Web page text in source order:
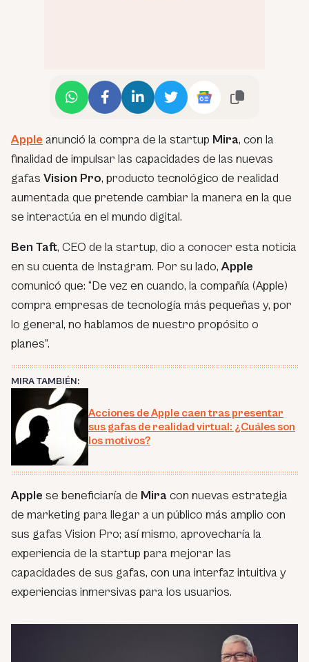
Apple anunció la compra de la startup Mira, con la
finalidad de impulsar las capacidades de las nuevas
gafas Vision Pro, producto tecnológico de realidad
aumentada que pretende cambiar la manera en la que
se interactúa en el mundo digital.
Ben Taft, CEO de la startup, dio a conocer esta noticia
en su cuenta de Instagram. Por su lado,Apple
comunicó que: “De vez en cuando, la compañía (Apple)
compra empresas de tecnología más pequeñas y, por
lo general, no hablamos de nuestro propósito o
planes”.
MIRA TAMBIÉN:
Acciones de Apple caen tras presentar
sus gafas de realidad virtual: ¿Cuáles son
los motivos?
Apple se beneficiaría de Mira con nuevas estrategia
de marketing para llegar a un público más amplio con
sus gafas Vision Pro; así mismo, aprovecharía la
experiencia de la startup para mejorar las
capacidades de sus gafas, con una interfaz intuitiva y
experiencias inmersivas para los usuarios.